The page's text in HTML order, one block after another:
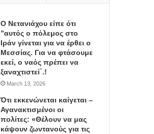
Ο Νετανιάχου είπε ότι
”αυτός ο πόλεμος στο
Ιράν γίνεται για να έρθει ο
Μεσσίας. Για να φτάσουμε
εκεί, ο ναός πρέπει να
ξαναχτιστεί΄.!
March 13, 2026
Ότι εκκενώνεται καίγεται –
Αγανακτισμένοι οι
πολίτες: «Θέλουν να μας
κάψουν ζωντανούς για τις